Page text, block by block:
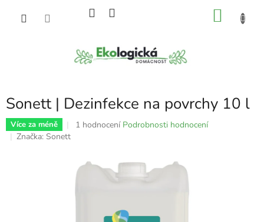
Sonett | Dezinfekce na povrchy 10 l
Více za méně
Průměrné
5,0
z
1 hodnocení Podrobnosti hodnocení
Značka: Sonett